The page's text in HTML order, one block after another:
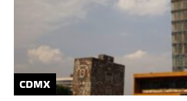
CDMX